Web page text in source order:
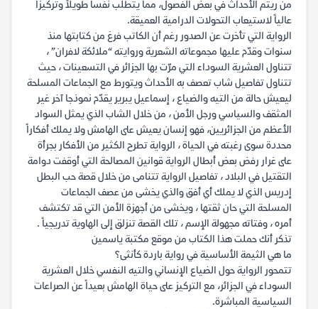
من ريتم الأحداث في بعض الفصول، مما يتطلب نفساً طويلاً وتركيزاً
عالياً لاستيعاب التحولات الدرامية العميقة.
الرواية التي تأخرت عن الصدور رغم أن الكاتب فرغ من كتابتها منذ
سنوات وقدّم عليها مجموعاته الشعرية وروايته “ملائكة لافران” ،
تتناول العشرية السوداء التي مرّت بها الجزائر في التسعينات ، حيث
تتناول تفاصيل شاب تعصف به الأحداث ويتورط مع الجماعات المسلحة
ليعيش حالة من التيه والضياع ، إسماعيل يبرير يقدّم نموذجا آخر غير
المثقف والسياسي ورجل الأمن ، من خلال الشاب الذي يمثل السواد
الأعظم من الجزائريين، فهو إنسان يعيش على الهامش ولا يملك أفكاراً
محددة سوى رغبته في الحياة ، الرواية تطرح الكثير من الأفكار بجرأة
على غرار رفض بعض أبطال الرواية قوانين المصالحة التي أوقفت دوامة
التقتيل في البلاد ، تفاصيل الرواية تتنامى من خلال قصة حب البطل
إدريس الذي لا يملك أي أفق والذي يخشى من عصف الجماعات
المسلحة التي حان ثقتها ، ويخشى من أجهزة الأمن التي قد تكتشف
أمره ، وفتاته مجهولة الإسم ، تلك القصة تنزلق إلى الهاوية تدريجياً .
تذكر أنك حملت هذا الكتاب من موقع مكتبة ياسمين
ما هي الثيمة الأساسية في رواية باردة كأنثى؟
تتمحور الرواية حول الضياع الإنساني والتيه النفسي خلال العشرية
السوداء في الجزائر، مع التركيز على حياة الهامش بعيداً عن الصراعات
السياسية المباشرة.